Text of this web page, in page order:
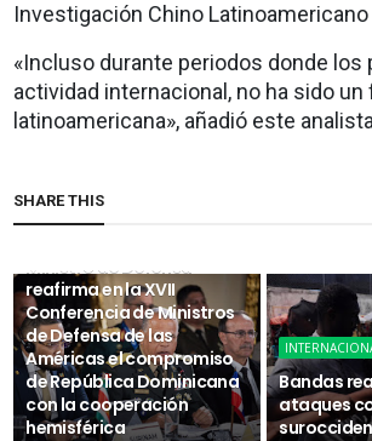
Investigación Chino
«Incluso durante periodos donde
actividad internacional, no ha sido
latinoamericana», añadió este
SHARE THIS
Ministro de Defensa
reafirma en la XVII
Conferencia de Ministros
de Defensa de las
Américas el compromiso
de República Dominicana
con la cooperación
hemisférica
Bandas
ataques